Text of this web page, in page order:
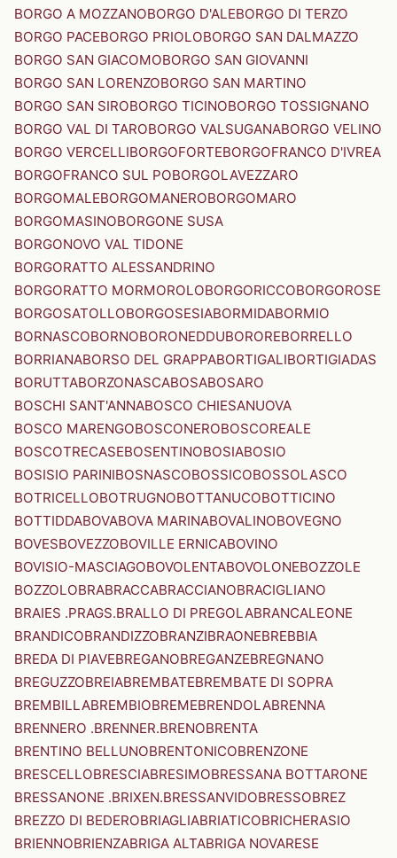
BORGO A MOZZANOBORGO D'ALEBORGO DI TERZO
BORGO PACEBORGO PRIOLOBORGO SAN DALMAZZO
BORGO SAN GIACOMOBORGO SAN GIOVANNI
BORGO SAN LORENZOBORGO SAN MARTINO
BORGO SAN SIROBORGO TICINOBORGO TOSSIGNANO
BORGO VAL DI TAROBORGO VALSUGANABORGO VELINO
BORGO VERCELLIBORGOFORTEBORGOFRANCO D'IVREA
BORGOFRANCO SUL POBORGOLAVEZZARO
BORGOMALEBORGOMANEROBORGOMARO
BORGOMASINOBORGONE SUSA
BORGONOVO VAL TIDONE
BORGORATTO ALESSANDRINO
BORGORATTO MORMOROLOBORGORICCOBORGOROSE
BORGOSATOLLOBORGOSESIABORMIDABORMIO
BORNASCOBORNOBORONEDDUBOROREBORRELLO
BORRIANABORSO DEL GRAPPABORTIGALIBORTIGIADAS
BORUTTABORZONASCABOSABOSARO
BOSCHI SANT'ANNABOSCO CHIESANUOVA
BOSCO MARENGOBOSCONEROBOSCOREALE
BOSCOTRECASEBOSENTINOBOSIABOSIO
BOSISIO PARINIBOSNASCOBOSSICOBOSSOLASCO
BOTRICELLOBOTRUGNOBOTTANUCOBOTTICINO
BOTTIDDABOVABOVA MARINABOVALINOBOVEGNO
BOVESBOVEZZOBOVILLE ERNICABOVINO
BOVISIO-MASCIAGOBOVOLENTABOVOLONEBOZZOLE
BOZZOLOBRABRACCABRACCIANOBRACIGLIANO
BRAIES .PRAGS.BRALLO DI PREGOLABRANCALEONE
BRANDICOBRANDIZZOBRANZIBRAONEBREBBIA
BREDA DI PIAVEBREGANOBREGANZEBREGNANO
BREGUZZOBREIABREMBATEBREMBATE DI SOPRA
BREMBILLABREMBIOBREMEBRENDOLABRENNA
BRENNERO .BRENNER.BRENOBRENTA
BRENTINO BELLUNOBRENTONICOBRENZONE
BRESCELLOBRESCIABRESIMOBRESSANA BOTTARONE
BRESSANONE .BRIXEN.BRESSANVIDOBRESSOBREZ
BREZZO DI BEDEROBRIAGLIABRIATICOBRICHERASIO
BRIENNOBRIENZABRIGA ALTABRIGA NOVARESE